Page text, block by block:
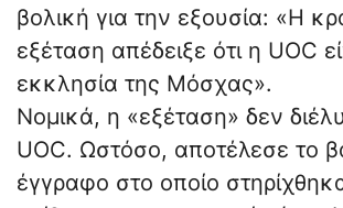
βολική για την εξουσία: «Η
εξέταση απέδειξε ότι η UOC
εκκλησία της Μόσχας».
Νομικά, η «εξέταση» δεν
UOC. Ωστόσο, αποτέλεσε το
έγγραφο στο οποίο